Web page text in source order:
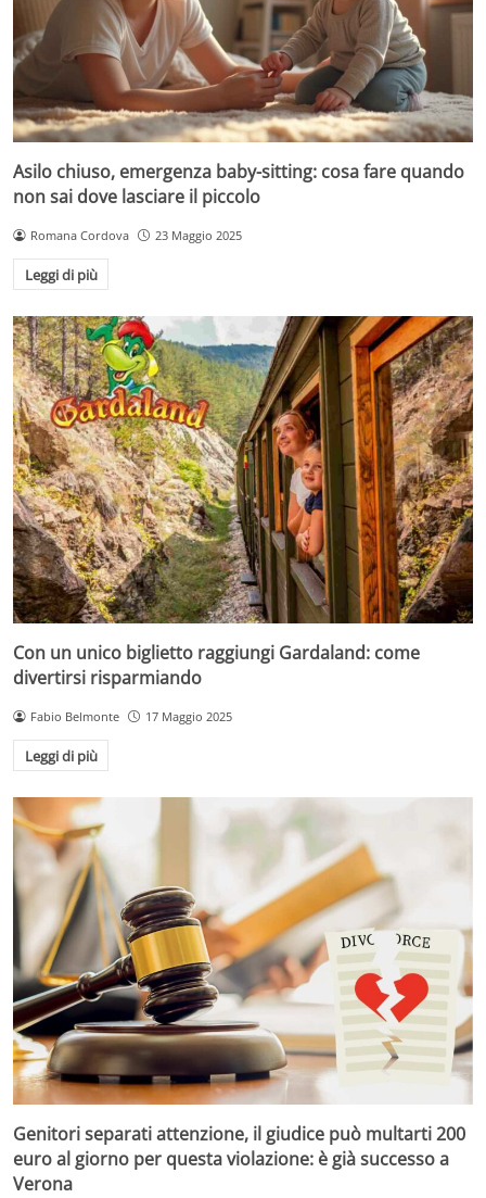
Asilo chiuso, emergenza baby-sitting: cosa fare quando
non sai dove lasciare il piccolo
Romana Cordova 23 Maggio 2025
Leggi di più
Con un unico biglietto raggiungi Gardaland: come
divertirsi risparmiando
Fabio Belmonte 17 Maggio 2025
Leggi di più
Genitori separati attenzione, il giudice può multarti 200
euro al giorno per questa violazione: è già successo a
Verona